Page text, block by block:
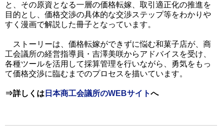
と、その原資となる一層の価格転嫁、取引適正化の推進を
目的とし、価格交渉の具体的な交渉ステップ等をわかりや
すく漫画で解説した冊子となっています。
ストーリーは、価格転嫁ができずに悩む和菓子店が、商
工会議所の経営指導員・吉澤美咲からアドバイスを受け、
各種ツールを活用して採算管理を行いながら、勇気をもっ
て価格交渉に臨むまでのプロセスを描いています。
⇒詳しくは 日本商工会議所のWEBサイトへ